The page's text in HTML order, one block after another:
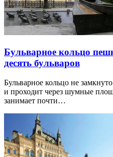
Бульварное кольцо
десять бульваров
Бульварное кольцо не
и проходит через шумные
занимает почти…